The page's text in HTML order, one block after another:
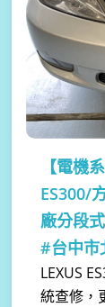
【電機
ES300/
廠分段
#台中市
LEXUS
統查修，